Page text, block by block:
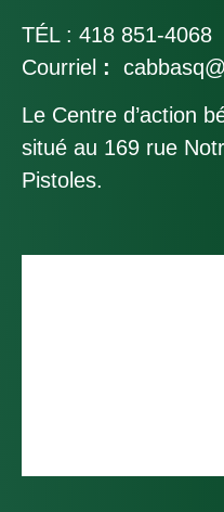
TÉL : 418 851-4068
Courriel :
Le Centre d’action
situé au 169 rue
Pistoles.